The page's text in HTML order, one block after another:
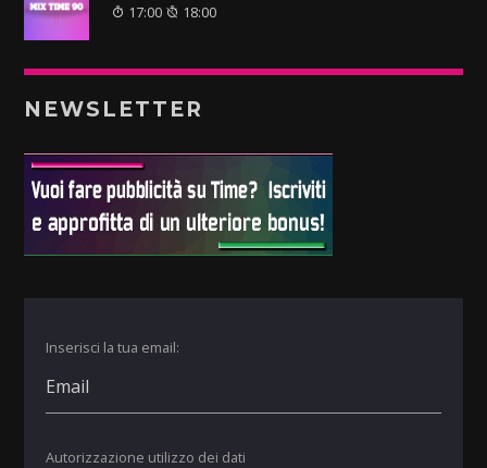
17:00 18:00
NEWSLETTER
Inserisci la tua email:
Autorizzazione utilizzo dei dati